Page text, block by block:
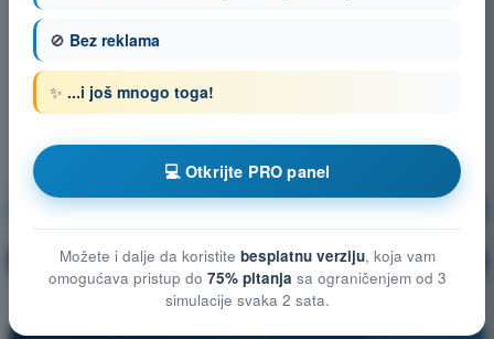
Vazduhoplovni propisi Vežbanje!
🔒 PRO Objašnjenje pitanja
🚫 Bez reklama
✨ ...i još mnogo toga!
💻 Otkrijte PRO panel
Možete i dalje da koristite besplatnu verziju, koja vam
omogućava pristup do 75% pitanja sa ograničenjem od 3
simulacije svaka 2 sata.